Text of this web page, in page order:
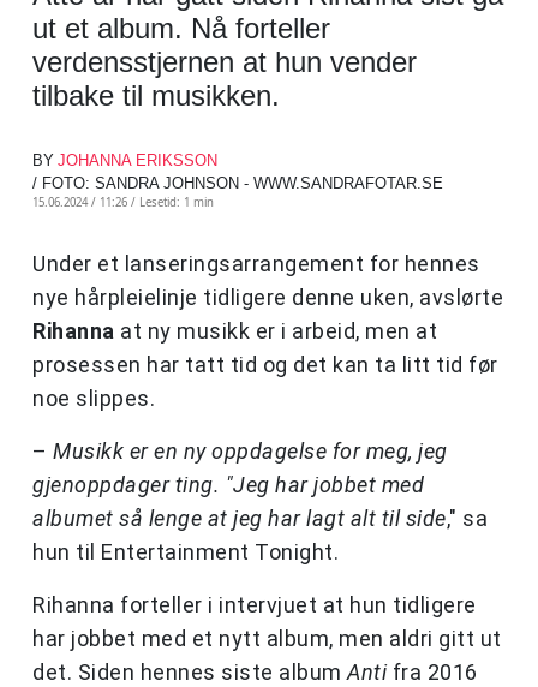
ut et album. Nå forteller
verdensstjernen at hun vender
tilbake til musikken.
BY JOHANNA ERIKSSON
/ FOTO: SANDRA JOHNSON - WWW.SANDRAFOTAR.SE
15.06.2024 / 11:26 / Lesetid: 1 min
Under et lanseringsarrangement for hennes
nye hårpleielinje tidligere denne uken, avslørte
Rihanna at ny musikk er i arbeid, men at
prosessen har tatt tid og det kan ta litt tid før
noe slippes.
– Musikk er en ny oppdagelse for meg, jeg
gjenoppdager ting. "Jeg har jobbet med
albumet så lenge at jeg har lagt alt til side," sa
hun til Entertainment Tonight.
Rihanna forteller i intervjuet at hun tidligere
har jobbet med et nytt album, men aldri gitt ut
det. Siden hennes siste album Antifra 2016